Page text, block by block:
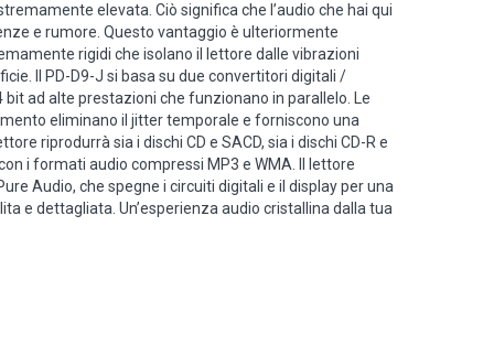
elevata. Ciò significa che l’audio che hai qui
e rumore. Questo vantaggio è ulteriormente
rigidi che isolano il lettore dalle vibrazioni
Il PD-D9-J si basa su due convertitori digitali /
bit ad alte prestazioni che funzionano in parallelo. Le
eliminano il jitter temporale e forniscono una
riprodurrà sia i dischi CD e SACD, sia i dischi CD-R e
i formati audio compressi MP3 e WMA. Il lettore
Audio, che spegne i circuiti digitali e il display per una
e dettagliata. Un’esperienza audio cristallina dalla tua